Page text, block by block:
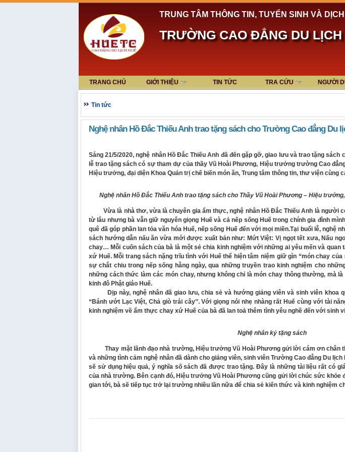
TRUNG TÂM THÔNG TIN, TUYỂN SINH VÀ
TRƯỜNG CAO ĐẲNG DU LỊCH
TRANG CHỦ GIỚI THIỆU TIN TỨC TRA CỨU NGƯỜI
Tin tức
Nghệ nhân Hồ Đắc Thiếu Anh trao tặng sách cho Trường Cao đẳng Du
Sáng 21/5/2020, nghệ nhân Hồ Đắc Thiếu Anh đã đến gặp gỡ, giao lưu và trao tặng sách
lễ trao tặng sách có sự tham dự của thầy Vũ Hoài Phương, Hiệu trưởng trường Cao
Hiệu trưởng, đại diện Khoa Quản trị chế biến món ăn, Trung tâm thông tin, thư viện cùng
Nghệ nhân Hồ Đắc Thiếu Anh trao tặng sách cho Thầy Vũ Hoài Phương – Hiệu
Vừa là nhà thơ, vừa là chuyên gia ẩm thực, nghệ nhân Hồ Đắc Thiếu Anh là người
từ lâu nhưng bà vẫn giữ nguyên giọng Huế và cả nếp sống Huế trong chính gia đình
quê đã góp phần lan tỏa văn hóa Huế, nếp sống Huế đến với mọi miền.Tại buổi lễ, nghệ
sách hướng dẫn nấu ăn vừa mới được xuất bản như: Mứt Việt: Vị ngọt tết xưa, Nấu
chay… Mỗi cuốn sách của bà là một sẻ chia kinh nghiệm với những ai yêu mến và quan
xứ Huế. Mỗi trang sách nặng trĩu tình với Huế thể hiện tâm niệm giữ gìn “món chay của
sự chắt chiu trong nếp sống hằng ngày, qua những truyền trao kinh nghiệm cho
những cách thức làm các món chay, nhưng không chỉ là món chay thông thường, mà
kinh đô Phật giáo Huế.
Dịp này, nghệ nhân đã giao lưu, chia sẻ và hướng giảng viên và sinh viên khoa
“Bánh ướt Lạc Việt, Chả giò trái cây’’. Với giọng nói nhẹ nhàng rất Huế cùng với tài
kinh nghiệm về ẩm thực chay xứ Huế của bà đã lan toả thêm tình yêu nghề đến với sinh
Nghệ nhân ký tặng sách
Thay mặt lãnh đạo nhà trường, Hiệu trưởng Vũ Hoài Phương gửi lời cám ơn chân
và những tình cảm nghệ nhân đã dành cho giảng viên, sinh viên Trường Cao đẳng Du
sẽ sử dụng hiệu quả, ý nghĩa số sách đã được trao tặng. Đây là những tài liệu rất có
của nhà trường. Bên cạnh đó, Hiệu trưởng Vũ Hoài Phương cũng gửi lời chúc sức khỏe
gian tới, bà sẽ tiếp tục trở lại trường nhiều lần nữa để chia sẻ kiến thức và kinh nghiệm